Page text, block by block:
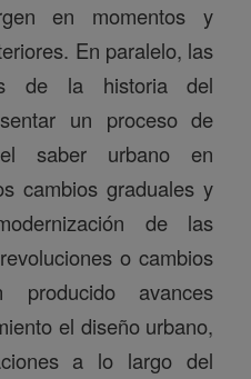
en momentos y
En paralelo, las
de la historia del
un proceso de
saber urbano en
cambios graduales y
de las
o cambios
producido avances
el diseño urbano,
a lo largo del